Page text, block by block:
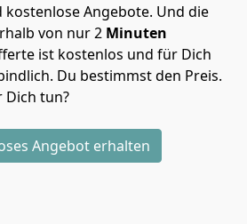
Angebote. Und die
von nur2 Minuten
ist kostenlos und für Dich
Du bestimmst den Preis.
Dich tun?
Angebot erhalten